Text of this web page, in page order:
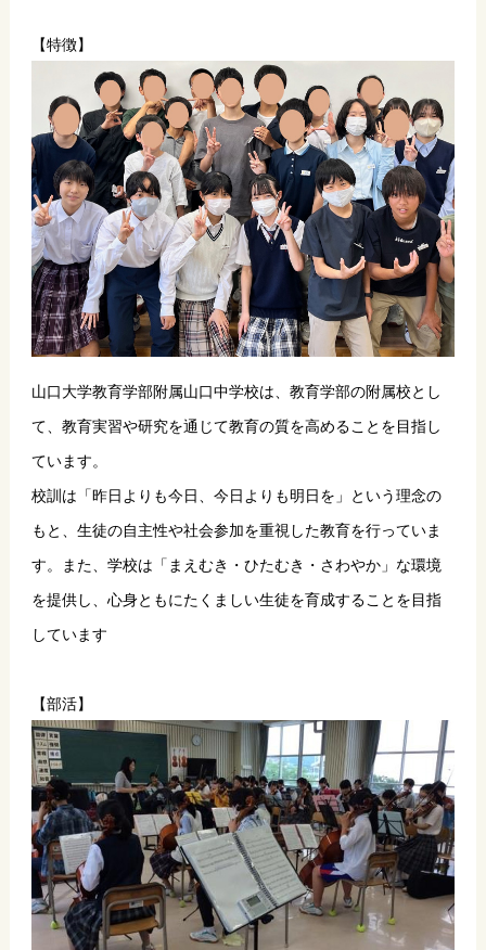
【特徴】
山口大学教育学部附属山口中学校は、教育学部の附属校とし
て、教育実習や研究を通じて教育の質を高めることを目指し
ています。
校訓は「昨日よりも今日、今日よりも明日を」という理念の
もと、生徒の自主性や社会参加を重視した教育を行っていま
す。また、学校は「まえむき・ひたむき・さわやか」な環境
を提供し、心身ともにたくましい生徒を育成することを目指
しています
【部活】